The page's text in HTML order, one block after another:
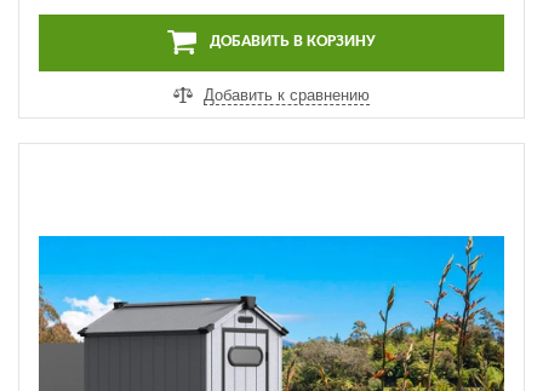
ДОБАВИТЬ В КОРЗИНУ
Добавить к сравнению